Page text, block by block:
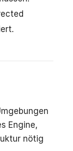
Engine,
nötig